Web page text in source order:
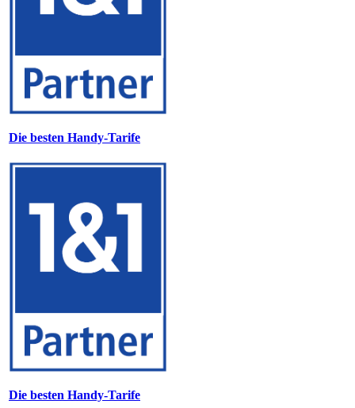
Die besten Handy-Tarife
Die besten Handy-Tarife